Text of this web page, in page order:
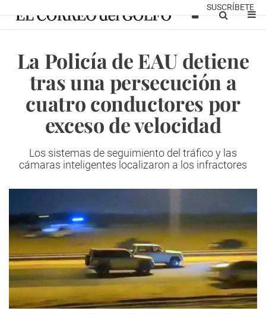
SUSCRÍBETE
La Policía de EAU detiene
tras una persecución a
cuatro conductores por
exceso de velocidad
Los sistemas de seguimiento del tráfico y las
cámaras inteligentes localizaron a los infractores